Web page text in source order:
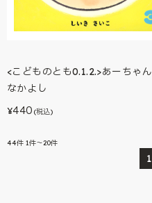
<こどものとも0.1.2.>あーちゃ
なかよし
¥440 (税込)
44件 1件～20件
1